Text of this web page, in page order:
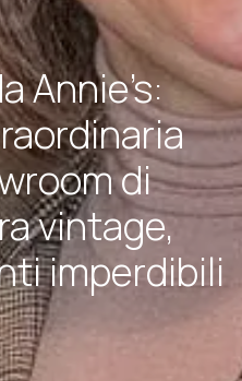
Annie’s:
di
vintage,
imperdibili